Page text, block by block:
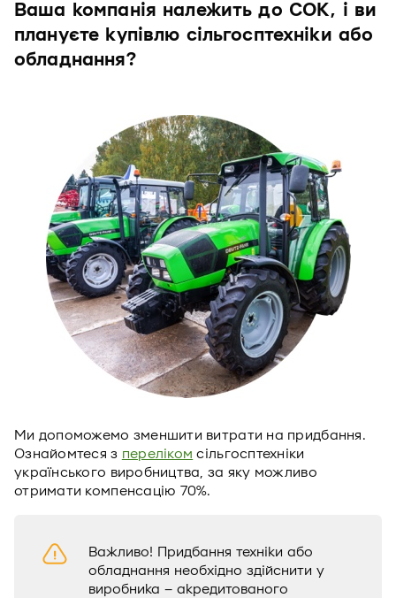
Ваша компанія належить до СОК, і ви
плануєте купівлю сільгосптехніки або
обладнання?
Ми допоможемо зменшити витрати на придбання.
Ознайомтеся з переліком сільгосптехніки
українського виробництва, за яку можливо
отримати компенсацію 70%.
Важливо! Придбання техніки або
обладнання необхідно здійснити у
виробника – акредитованого